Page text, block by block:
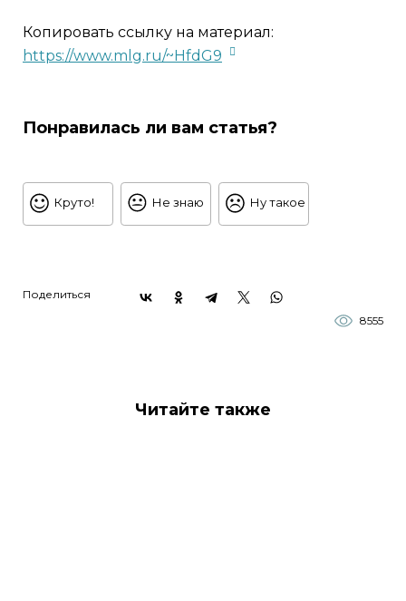
Копировать ссылку на материал:
https://www.mlg.ru/~HfdG9
Понравилась ли вам статья?
Круто! Не знаю Ну такое
Поделиться
8555
Читайте также